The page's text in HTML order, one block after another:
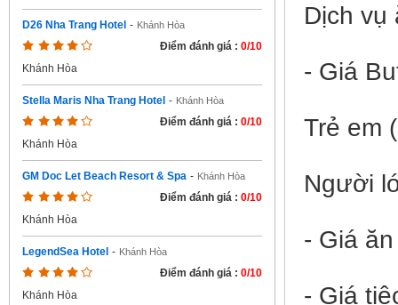
D26 Nha Trang Hotel - Khánh Hòa
Điểm đánh giá : 0/10
Khánh Hòa
Stella Maris Nha Trang Hotel - Khánh Hòa
Điểm đánh giá : 0/10
Khánh Hòa
GM Doc Let Beach Resort & Spa - Khánh Hòa
Điểm đánh giá : 0/10
Khánh Hòa
LegendSea Hotel - Khánh Hòa
Điểm đánh giá : 0/10
Khánh Hòa
Dịch vụ
- Giá
Trẻ em
Người
- Giá
- Giá